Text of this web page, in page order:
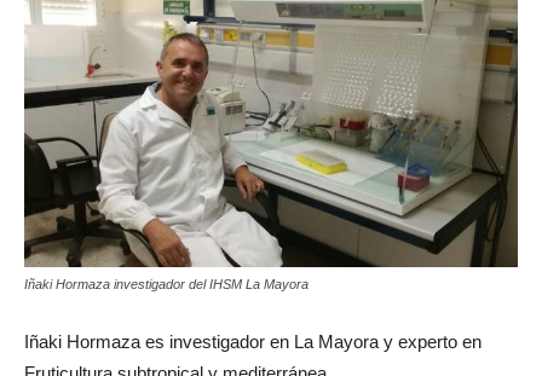
Iñaki Hormaza investigador del IHSM La Mayora
Iñaki Hormaza es investigador en La Mayora y experto en